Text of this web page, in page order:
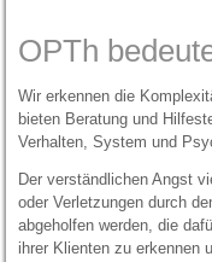
OPTh
Wir erkennen die
bieten Beratung und
Verhalten, System und
Der verständlichen Angst
oder Verletzungen durch
abgeholfen werden, die
ihrer Klienten zu erkennen